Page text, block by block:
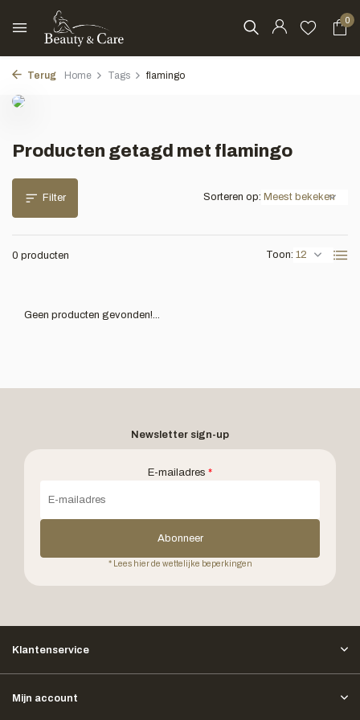
0
Terug Home Tags flamingo
Producten getagd met flamingo
Filter
0 producten Toon:
Sorteren op:
Geen producten gevonden!...
Newsletter sign-up
E-mailadres *
Abonneer
* Lees hier de wettelijke beperkingen
Klantenservice
Mijn account